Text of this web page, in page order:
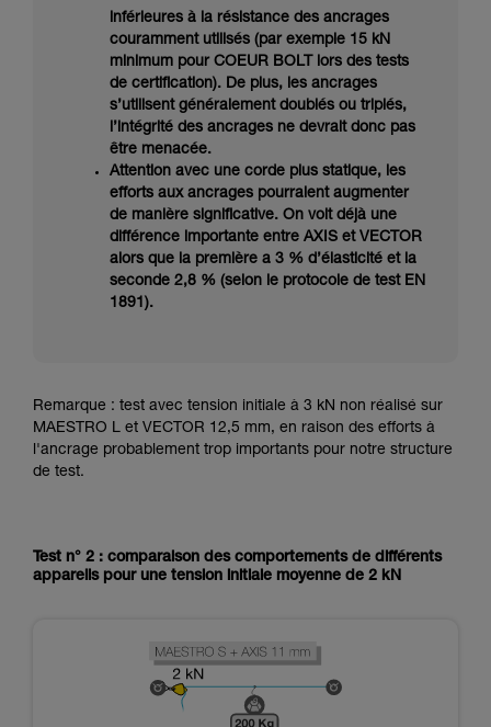
inférieures à la résistance des ancrages
couramment utilisés (par exemple 15 kN
minimum pour COEUR BOLT lors des tests
de certification). De plus, les ancrages
s’utilisent généralement doublés ou triplés,
l’intégrité des ancrages ne devrait donc pas
être menacée.
Attention avec une corde plus statique, les
efforts aux ancrages pourraient augmenter
de manière significative. On voit déjà une
différence importante entre AXIS et VECTOR
alors que la première a 3 % d’élasticité et la
seconde 2,8 % (selon le protocole de test EN
1891).
Remarque : test avec tension initiale à 3 kN non réalisé sur
MAESTRO L et VECTOR 12,5 mm, en raison des efforts à
l'ancrage probablement trop importants pour notre structure
de test.
Test n° 2 : comparaison des comportements de différents
appareils pour une tension initiale moyenne de 2 kN